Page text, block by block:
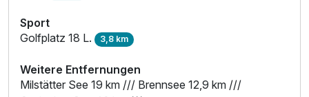
Sport
Golfplatz 18 L. 3,8 km
Weitere Entfernungen
Milstätter See 19 km /// Brennsee 12,9 km ///